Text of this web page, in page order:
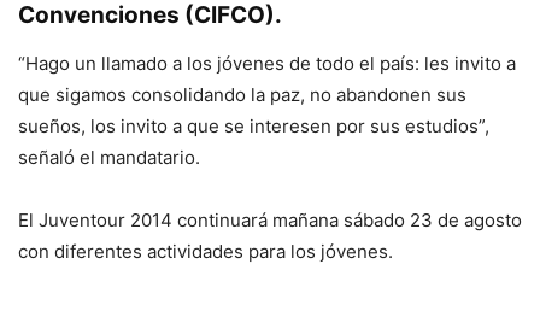
Convenciones (CIFCO).
“Hago un llamado a los jóvenes de todo el país: les invito a
que sigamos consolidando la paz, no abandonen sus
sueños, los invito a que se interesen por sus estudios”,
señaló el mandatario.
El Juventour 2014 continuará mañana sábado 23 de agosto
con diferentes actividades para los jóvenes.